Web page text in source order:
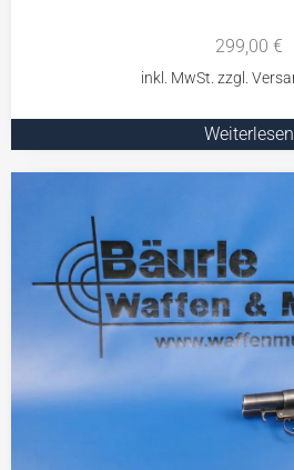
299,00 €
Weiterlesen